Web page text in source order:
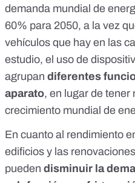
demanda mundial de
60% para 2050, a la vez
vehículos que hay en las
estudio, el uso de
agrupan diferentes
aparato, en lugar de tener
crecimiento mundial de
En cuanto al rendimiento
edificios y las
pueden disminuir la